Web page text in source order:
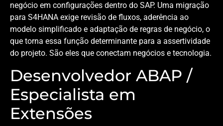
negócio em configurações dentro do SAP. Uma migração
para S4HANA exige revisão de fluxos, aderência ao
modelo simplificado e adaptação de regras de negócio, o
que torna essa função determinante para a assertividade
do projeto. São eles que conectam negócios e tecnologia.
Desenvolvedor ABAP /
Especialista em
Extensões